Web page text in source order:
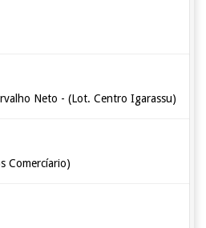
Neto - (Lot. Centro Igarassu)
Comercíario)